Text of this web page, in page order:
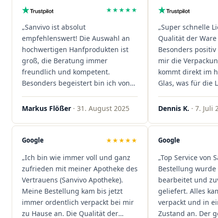
★★★★★
„Sanvivo ist absolut
empfehlenswert! Die Auswahl an
hochwertigen Hanfprodukten ist
groß, die Beratung immer
freundlich und kompetent.
Besonders begeistert bin ich von
der schnellen Rezeptannahme –
alles läuft unkompliziert und
sind extrem zügig, was mir jedes
Mal viel Zeit spart. Man merkt,
Kundenzufriedenheit an erster
Stelle stehen. Vielen Dank an das
Team von Sanvivo – ich bin
rundum begeistert!"
Markus Flößer · 31. August 2025
„Super schnelle
Qualität der
Besonders
mir die
kommt direkt im
Glas, was für die
ist. Ich bestelle
wieder!"
Dennis K. · 7. Juli
Google ★★★★★
„Ich bin wie immer voll und ganz
zufrieden mit meiner Apotheke des
Vertrauens (Sanvivo Apotheke).
Meine Bestellung kam bis jetzt
immer ordentlich verpackt bei mir
zu Hause an. Die Qualität der
Google
„Top Service von
Bestellung wurde
bearbeitet und
geliefert. Alles
verpackt und in
Zustand an. Der